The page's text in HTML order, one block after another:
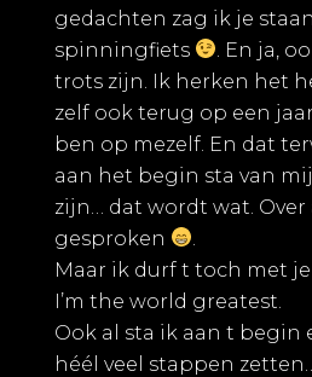
gedachten zag ik je
spinningfiets
. En ja,
trots zijn. Ik herken het
zelf ook terug op een
ben op mezelf. En dat
aan het begin sta van
zijn… dat wordt wat.
gesproken
Maar ik durf t toch met je
I’m the world greatest.
Ook al sta ik aan t begin
héél veel stappen zetten…